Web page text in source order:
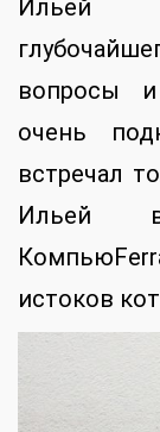
Ильей
вопросы и
очень
встречал
Ильей в
истоков